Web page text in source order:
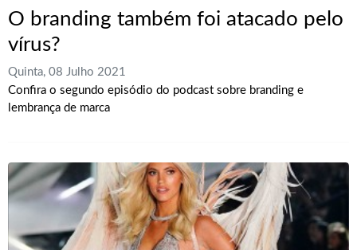
O branding também foi atacado pelo
vírus?
Quinta, 08 Julho 2021
Confira o segundo episódio do podcast sobre branding e
lembrança de marca